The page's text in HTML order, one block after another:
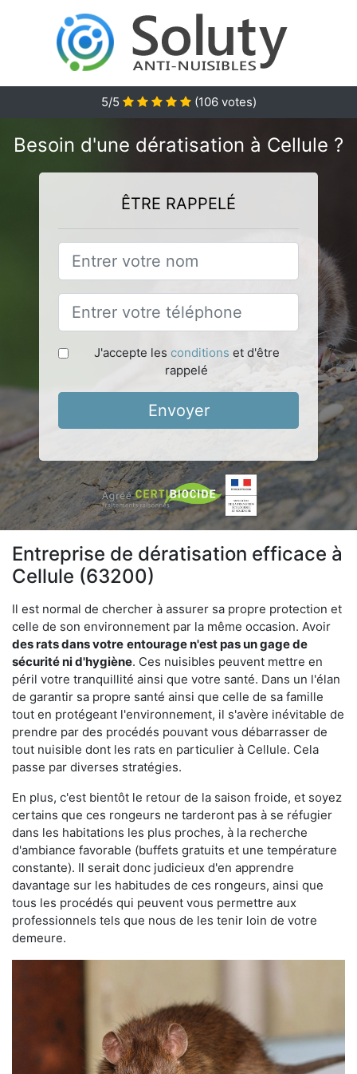
5/5 (106votes)
Besoin d'une dératisation à Cellule ?
ÊTRE RAPPELÉ
J'accepte les conditions et d'être
rappelé
Envoyer
Entreprise de dératisation efficace à
Cellule (63200)
Il est normal de chercher à assurer sa propre protection et
celle de son environnement par la même occasion. Avoir
des rats dans votre entourage n'est pas un gage de
sécurité ni d'hygiène. Ces nuisibles peuvent mettre en
péril votre tranquillité ainsi que votre santé. Dans un l'élan
de garantir sa propre santé ainsi que celle de sa famille
tout en protégeant l'environnement, il s'avère inévitable de
prendre par des procédés pouvant vous débarrasser de
tout nuisible dont les rats en particulier à Cellule. Cela
passe par diverses stratégies.
En plus, c'est bientôt le retour de la saison froide, et soyez
certains que ces rongeurs ne tarderont pas à se réfugier
dans les habitations les plus proches, à la recherche
d'ambiance favorable (buffets gratuits et une température
constante). Il serait donc judicieux d'en apprendre
davantage sur les habitudes de ces rongeurs, ainsi que
tous les procédés qui peuvent vous permettre aux
professionnels tels que nous de les tenir loin de votre
demeure.